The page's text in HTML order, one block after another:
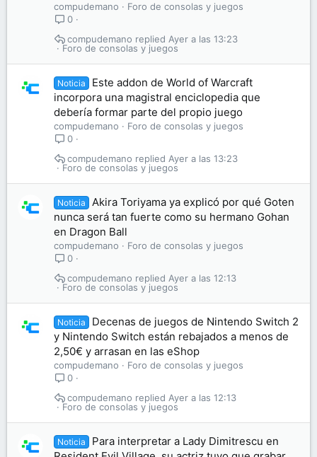
compudemano
Foro de consolas y juegos
0
Foro de consolas y juegos
Ayer a las 13:23
compudemano
Noticia
Este addon de World of Warcraft
incorpora una magistral enciclopedia que
debería formar parte del propio juego
compudemano
Foro de consolas y juegos
0
Foro de consolas y juegos
Ayer a las 13:23
compudemano
Noticia
Akira Toriyama ya explicó por qué Goten
nunca será tan fuerte como su hermano Gohan
en Dragon Ball
compudemano
Foro de consolas y juegos
0
Foro de consolas y juegos
Ayer a las 12:13
compudemano
Noticia
Decenas de juegos de Nintendo Switch 2
y Nintendo Switch están rebajados a menos de
2,50€ y arrasan en las eShop
compudemano
Foro de consolas y juegos
0
Foro de consolas y juegos
Ayer a las 12:13
compudemano
Noticia
Para interpretar a Lady Dimitrescu en